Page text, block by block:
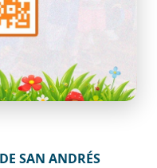
SAN ANDRÉS